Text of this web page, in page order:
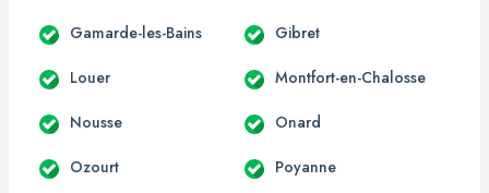
Gamarde-les-Bains Gibret
Louer Montfort-en-Chalosse
Nousse Onard
Ozourt Poyanne